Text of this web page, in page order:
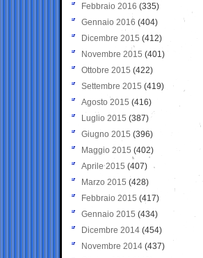
Febbraio 2016 (335)
Gennaio 2016 (404)
Dicembre 2015 (412)
Novembre 2015 (401)
Ottobre 2015 (422)
Settembre 2015 (419)
Agosto 2015 (416)
Luglio 2015 (387)
Giugno 2015 (396)
Maggio 2015 (402)
Aprile 2015 (407)
Marzo 2015 (428)
Febbraio 2015 (417)
Gennaio 2015 (434)
Dicembre 2014 (454)
Novembre 2014 (437)